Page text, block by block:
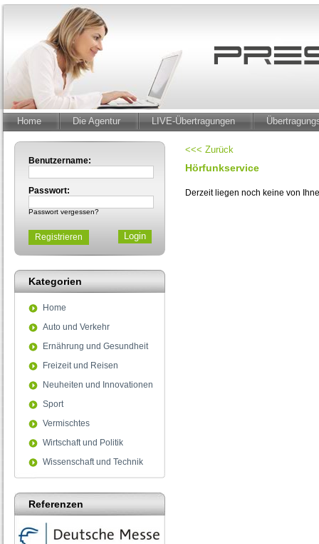
Home Die Agentur LIVE-Übertragungen
Benutzername:
Passwort:
Passwort vergessen?
Registrieren
Kategorien
Home
Auto und Verkehr
Ernährung und Gesundheit
Freizeit und Reisen
Neuheiten und Innovationen
Sport
Vermischtes
Wirtschaft und Politik
Wissenschaft und Technik
Referenzen
<<< Zurück
Hörfunkservice
Derzeit liegen noch keine von